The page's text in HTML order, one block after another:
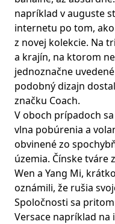
napríklad v auguste
internetu po tom,
z novej kolekcie. Na
a krajín, na ktorom
jednoznačne
podobný dizajn
značku Coach.
V oboch prípadoch
vlna pobúrenia a
obvinené zo
územia. Čínske tváre
Wen a Yang Mi,
oznámili, že rušia
Spoločnosti sa
Versace napríklad